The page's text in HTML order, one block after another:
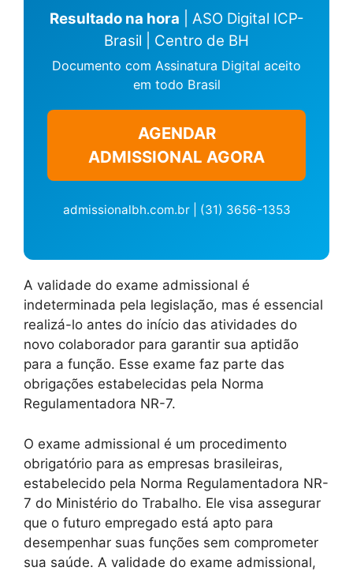
Resultado na hora | ASO Digital ICP-
Brasil | Centro de BH
Documento com Assinatura Digital aceito
em todo Brasil
AGENDAR
ADMISSIONAL AGORA
admissionalbh.com.br | (31) 3656-1353
A validade do exame admissional é
indeterminada pela legislação, mas é essencial
realizá-lo antes do início das atividades do
novo colaborador para garantir sua aptidão
para a função. Esse exame faz parte das
obrigações estabelecidas pela Norma
Regulamentadora NR-7.
O exame admissional é um procedimento
obrigatório para as empresas brasileiras,
estabelecido pela Norma Regulamentadora NR-
7 do Ministério do Trabalho. Ele visa assegurar
que o futuro empregado está apto para
desempenhar suas funções sem comprometer
sua saúde. A validade do exame admissional,